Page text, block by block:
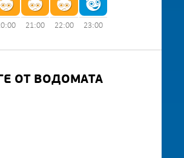
21:00 22:00 23:00
ОТ ВОДОМАТА